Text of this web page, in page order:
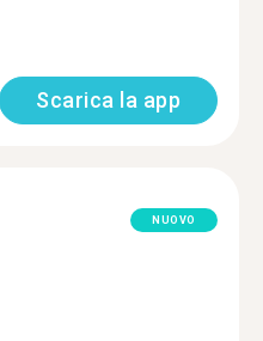
Scarica la app
NUOVO